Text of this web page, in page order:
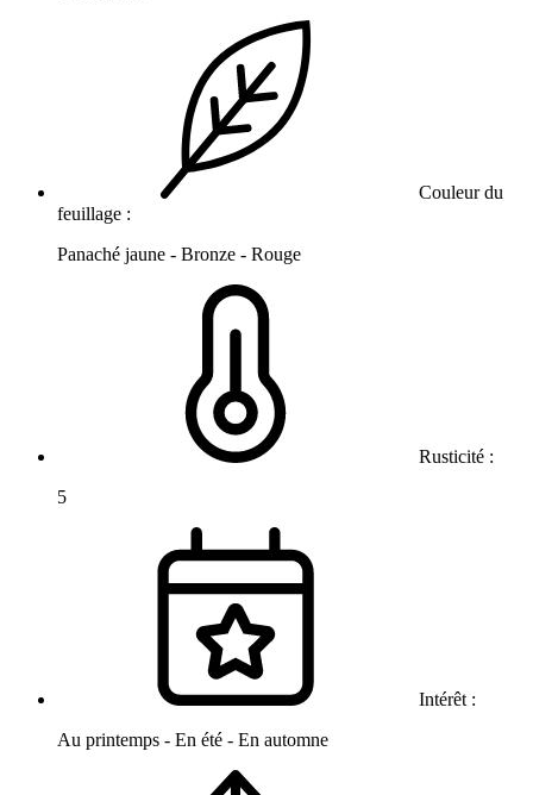
Couleur du
feuillage :
Panaché jaune - Bronze - Rouge
Rusticité :
5
Intérêt :
Au printemps - En été - En automne